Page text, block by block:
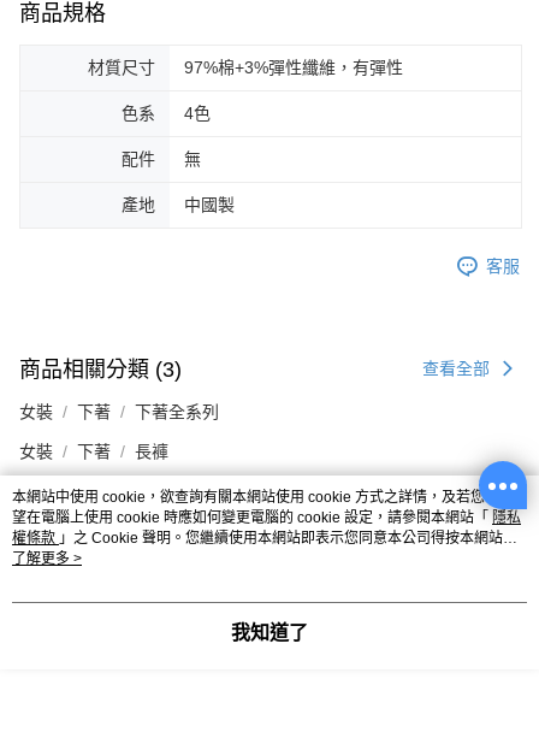
商品規格
材質尺寸 97%棉+3%彈性纖維，有彈性
色系 4色
配件 無
產地 中國製
客服
商品相關分類 (3) 查看全部
女裝 下著 下著全系列
女裝 下著 長褲
你可能有興趣的商品全站排行
熱門標籤
本網站中使用 cookie，欲查詢有關本網站使用 cookie 方式之詳情，及若您不希
望在電腦上使用 cookie 時應如何變更電腦的 cookie 設定，請參閱本網站「 隱私
權條款 」之 Cookie 聲明。您繼續使用本網站即表示您同意本公司得按本網站使
用條款之 Cookie 聲明使用 cookie。
了解更多 >
我知道了